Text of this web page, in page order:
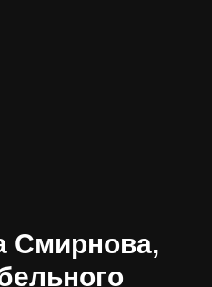
Смирнова,